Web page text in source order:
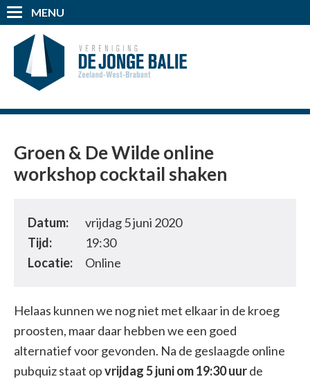
MENU
Groen & De Wilde online
workshop cocktail shaken
Datum:
vrijdag 5 juni 2020
Tijd:
19:30
Locatie:
Online
Helaas kunnen we nog niet met elkaar in de kroeg
proosten, maar daar hebben we een goed
alternatief voor gevonden. Na de geslaagde online
pubquiz staat opvrijdag 5 juni om 19:30 uurde